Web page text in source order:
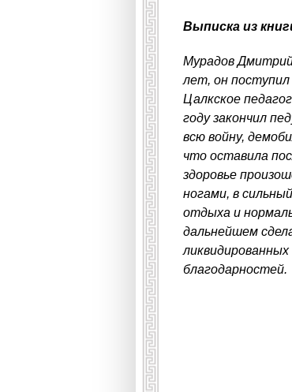
Выписка из
Мурадов Дмитрий
лет, он
Цалкское
году закончил
всю войну,
что оставила
здоровье
ногами, в
отдыха и
дальнейшем
благодарностей.